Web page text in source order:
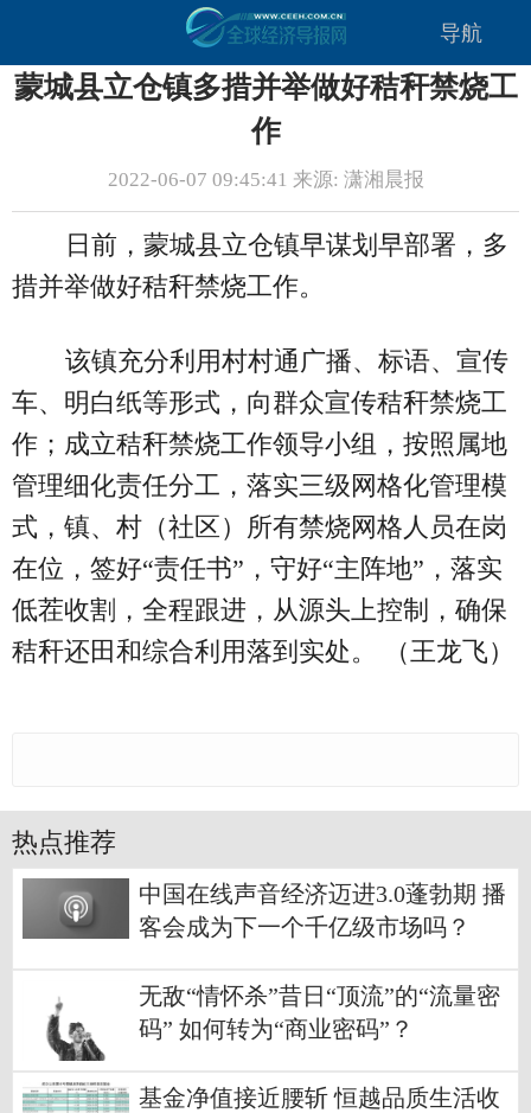
导航
蒙城县立仓镇多措并举做好秸秆禁烧工
作
2022-06-07 09:45:41 来源: 潇湘晨报
日前，蒙城县立仓镇早谋划早部署，多
措并举做好秸秆禁烧工作。
该镇充分利用村村通广播、标语、宣传
车、明白纸等形式，向群众宣传秸秆禁烧工
作；成立秸秆禁烧工作领导小组，按照属地
管理细化责任分工，落实三级网格化管理模
式，镇、村（社区）所有禁烧网格人员在岗
在位，签好“责任书”，守好“主阵地”，落实
低茬收割，全程跟进，从源头上控制，确保
秸秆还田和综合利用落到实处。 （王龙飞）
热点推荐
中国在线声音经济迈进3.0蓬勃期 播
客会成为下一个千亿级市场吗？
无敌“情怀杀”昔日“顶流”的“流量密
码” 如何转为“商业密码”？
基金净值接近腰斩 恒越品质生活收